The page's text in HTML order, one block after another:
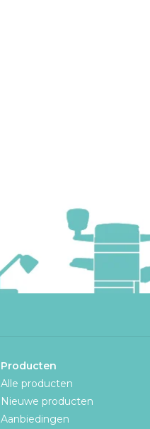
Producten
Alle producten
Nieuwe producten
Aanbiedingen